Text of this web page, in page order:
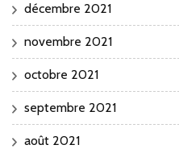
décembre 2021
novembre 2021
octobre 2021
septembre 2021
août 2021